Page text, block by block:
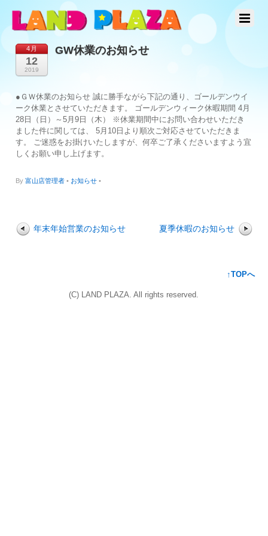
4月
12
2019
GW休業のお知らせ
●ＧＷ休業のお知らせ 誠に勝手ながら下記の通り、ゴールデンウイ
ーク休業とさせていただきます。 ゴールデンウィーク休暇期間 4月
28日（日）～5月9日（木） ※休業期間中にお問い合わせいただき
ました件に関しては、 5月10日より順次ご対応させていただきま
す。 ご迷惑をお掛けいたしますが、何卒ご了承くださいますよう宜
しくお願い申し上げます。
By富山店管理者 • お知らせ •
年末年始営業のお知らせ 夏季休暇のお知らせ
↑TOPへ
(C) LAND PLAZA. All rights reserved.